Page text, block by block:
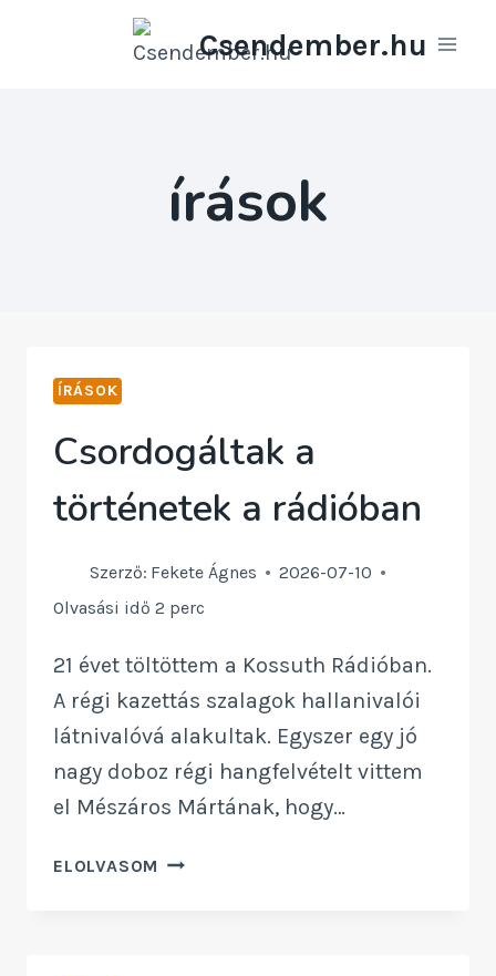
Csendember.hu
írások
ÍRÁSOK
Csordogáltak a
történetek a rádióban
Szerző: Fekete Ágnes
2026-07-10
Olvasási idő 2 perc
21 évet töltöttem a Kossuth Rádióban.
A régi kazettás szalagok hallanivalói
látnivalóvá alakultak. Egyszer egy jó
nagy doboz régi hangfelvételt vittem
el Mészáros Mártának, hogy…
ELOLVASOM CSORDOGÁLTAK